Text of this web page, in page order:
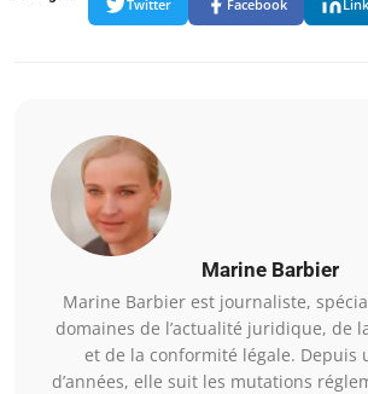
Twitter Facebook
Marine Barbier
Marine Barbier est journaliste,
domaines de l’actualité juridique, de
et de la conformité légale. Depuis
d’années, elle suit les mutations